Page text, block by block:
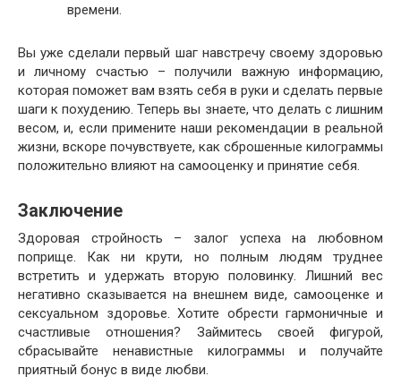
времени.
Вы уже сделали первый шаг навстречу своему здоровью
и личному счастью – получили важную информацию,
которая поможет вам взять себя в руки и сделать первые
шаги к похудению. Теперь вы знаете, что делать с лишним
весом, и, если примените наши рекомендации в реальной
жизни, вскоре почувствуете, как сброшенные килограммы
положительно влияют на самооценку и принятие себя.
Заключение
Здоровая стройность – залог успеха на любовном
поприще. Как ни крути, но полным людям труднее
встретить и удержать вторую половинку. Лишний вес
негативно сказывается на внешнем виде, самооценке и
сексуальном здоровье. Хотите обрести гармоничные и
счастливые отношения? Займитесь своей фигурой,
сбрасывайте ненавистные килограммы и получайте
приятный бонус в виде любви.